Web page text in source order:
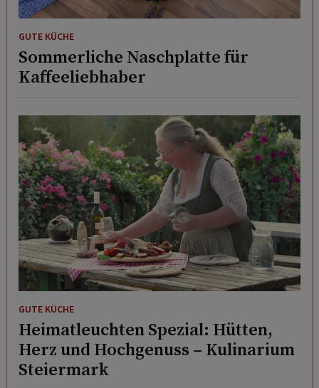
GUTE KÜCHE
Sommerliche Naschplatte für
Kaffeeliebhaber
GUTE KÜCHE
Heimatleuchten Spezial: Hütten,
Herz und Hochgenuss – Kulinarium
Steiermark